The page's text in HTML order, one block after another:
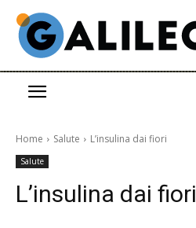
Home Salute L’insulina dai fiori
Salute
L’insulina dai fiori